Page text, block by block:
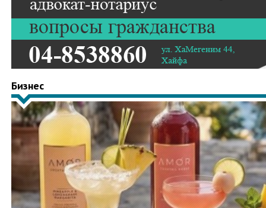
Бизнес